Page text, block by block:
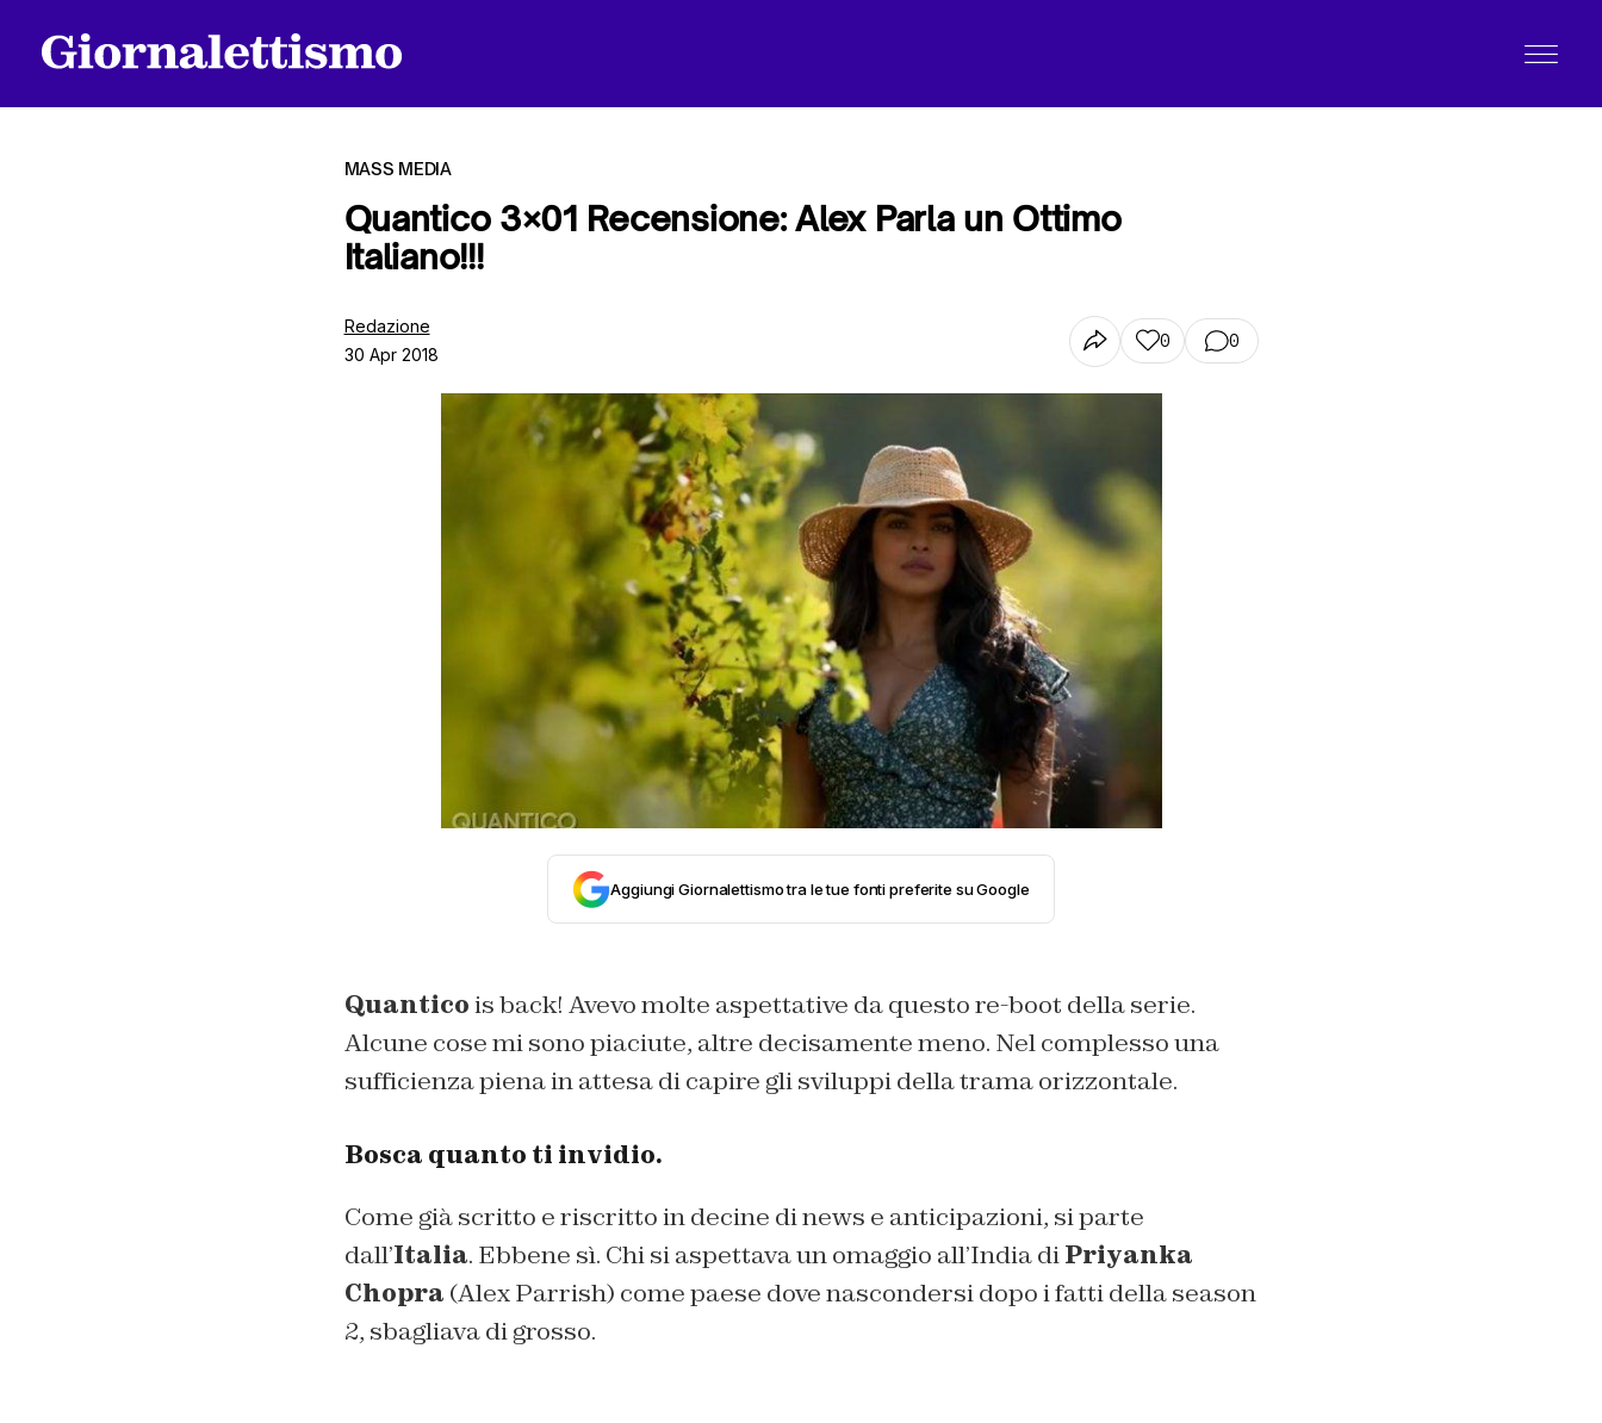
MASS MEDIA
Quantico 3×01 Recensione: Alex Parla un Ottimo
Italiano!!!
Redazione
30 Apr 2018
0 0
Aggiungi Giornalettismo tra le tue fonti preferite su Google
Quanticois back! Avevo molte aspettative da questo re-boot della serie.
Alcune cose mi sono piaciute, altre decisamente meno. Nel complesso una
sufficienza piena in attesa di capire gli sviluppi della trama orizzontale.
Bosca quanto ti invidio.
Come già scritto e riscritto in decine di news e anticipazioni, si parte
dall’Italia. Ebbene sì. Chi si aspettava un omaggio all’India diPriyanka
Chopra (Alex Parrish) come paese dove nascondersi dopo i fatti della season
2, sbagliava di grosso.